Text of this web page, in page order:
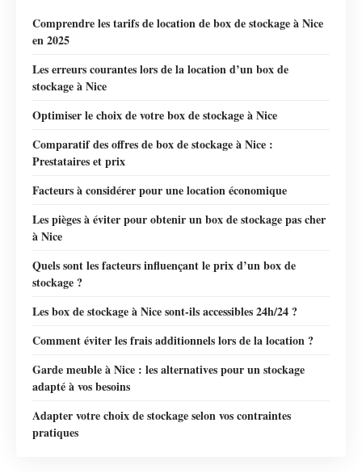
Comprendre les tarifs de location de box de stockage à Nice
en 2025
Les erreurs courantes lors de la location d’un box de
stockage à Nice
Optimiser le choix de votre box de stockage à Nice
Comparatif des offres de box de stockage à Nice :
Prestataires et prix
Facteurs à considérer pour une location économique
Les pièges à éviter pour obtenir un box de stockage pas cher
à Nice
Quels sont les facteurs influençant le prix d’un box de
stockage ?
Les box de stockage à Nice sont-ils accessibles 24h/24 ?
Comment éviter les frais additionnels lors de la location ?
Garde meuble à Nice : les alternatives pour un stockage
adapté à vos besoins
Adapter votre choix de stockage selon vos contraintes
pratiques